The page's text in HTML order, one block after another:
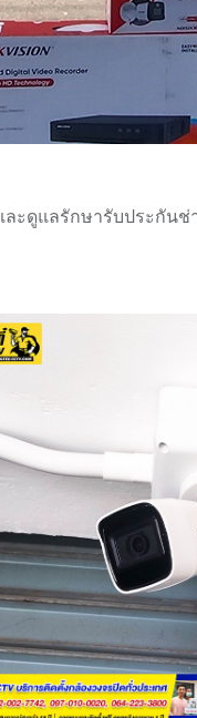
ะดูแลรักษารับประกัน